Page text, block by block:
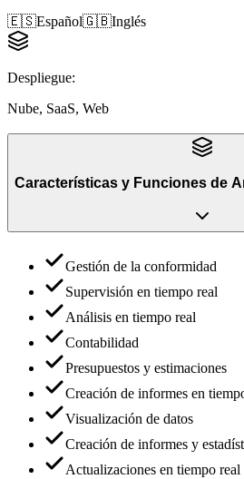
🇪🇸Español🇬🇧Inglés
Despliegue:
Nube, SaaS, Web
Características y Funciones de
Gestión de la conformidad
Supervisión en tiempo real
Análisis en tiempo real
Contabilidad
Presupuestos y estimaciones
Creación de informes en
Visualización de datos
Creación de informes y
Actualizaciones en tiempo real